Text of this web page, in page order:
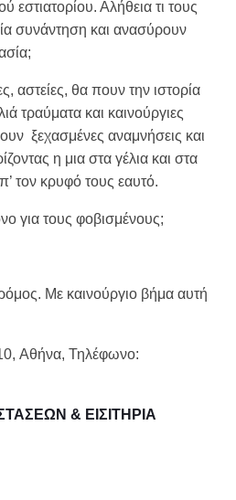
εστιατορίου. Αλήθεια τι τους
συνάντηση και ανασύρουν
αστείες, θα πουν την ιστορία
τραύματα και καινούργιες
ξεχασμένες αναμνήσεις και
η μια στα γέλια και στα
τον κρυφό τους εαυτό.
για τους φοβισμένους;
Με καινούργιο βήμα αυτή
Aθήνα, Τηλέφωνο:
& ΕΙΣΙΤΗΡΙΑ